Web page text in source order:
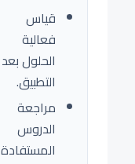
قياس
فعالية
الحلول بعد
التطبيق.
مراجعة
الدروس
المستفادة